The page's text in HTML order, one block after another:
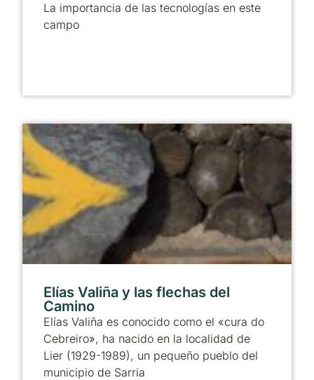
La importancia de las tecnologías en este
campo
Elías Valiña y las flechas del
Camino
Elías Valiña es conocido como el «cura do
Cebreiro», ha nacido en la localidad de
Lier (1929-1989), un pequeño pueblo del
municipio de Sarria